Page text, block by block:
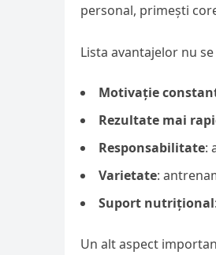
personal, primești
Lista avantajelor nu
Motivație
Rezultate mai
Responsabilitate:
Varietate:
Suport nutrițional
Un alt aspect